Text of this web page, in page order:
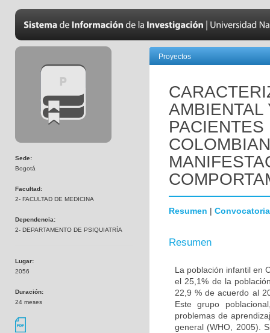
Sede:
Bogotá
Facultad:
2- FACULTAD DE MEDICINA
Dependencia:
2- DEPARTAMENTO DE PSIQUIATRÍA
Lugar:
2056
Duración:
24 meses
Proyectos
AMBIENTAL
Resumen | Convocatoria
Resumen
La población infantil en
el 25,1% de la
22,9 % de acuerdo al
Este grupo
problemas de
general (WHO, 2005).